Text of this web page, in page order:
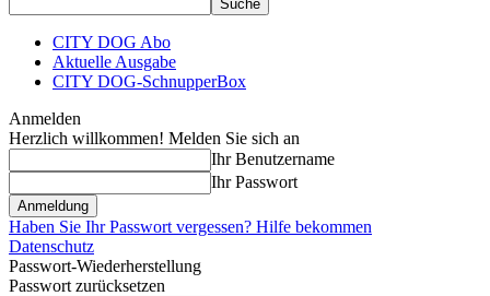
CITY DOG Abo
Aktuelle Ausgabe
CITY DOG-SchnupperBox
Anmelden
Herzlich willkommen! Melden Sie sich an
Ihr Benutzername
Ihr Passwort
Haben Sie Ihr Passwort vergessen? Hilfe bekommen
Datenschutz
Passwort-Wiederherstellung
Passwort zurücksetzen